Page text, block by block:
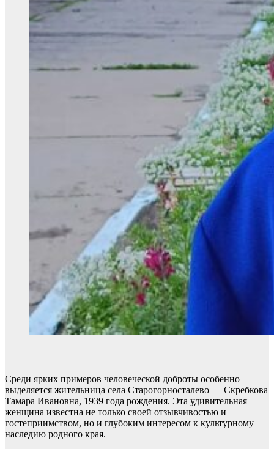
Среди ярких примеров человеческой доброты особенно
выделяется жительница села Старогорносталево — Скребкова
Тамара Ивановна, 1939 года рождения. Эта удивительная
женщина известна не только своей отзывчивостью и
гостеприимством, но и глубоким интересом к культурному
наследию родного края.